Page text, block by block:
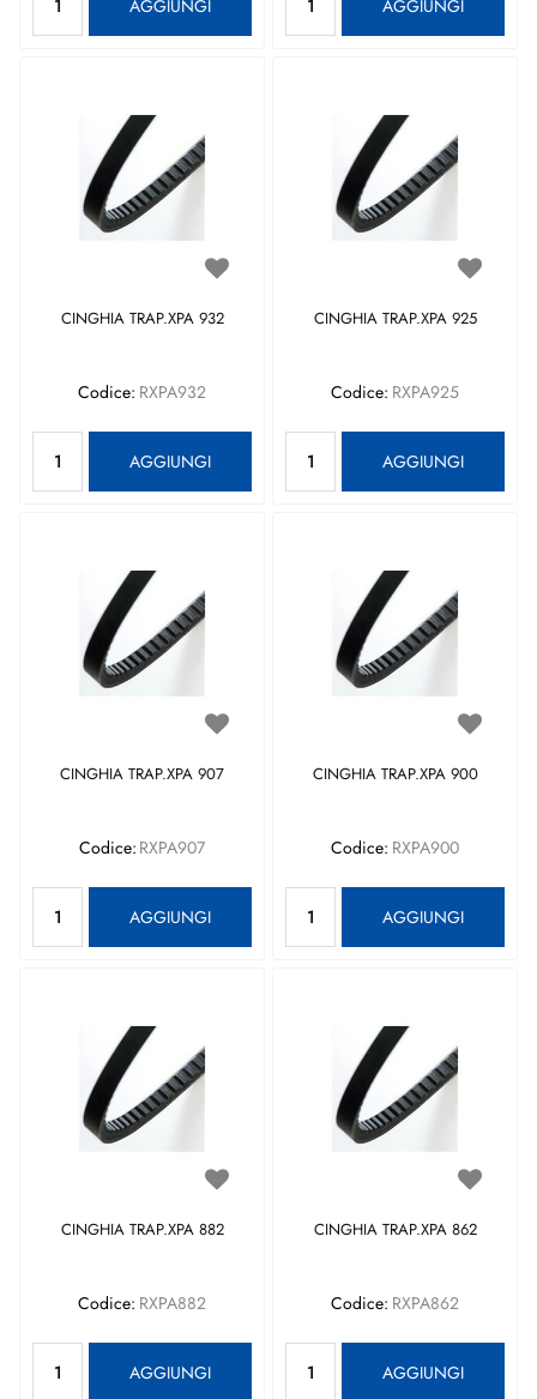
AGGIUNGI AGGIUNGI
CINGHIA TRAP.XPA 932
Codice: RXPA932
AGGIUNGI
CINGHIA TRAP.XPA 925
Codice: RXPA925
AGGIUNGI
CINGHIA TRAP.XPA 907
Codice: RXPA907
AGGIUNGI
CINGHIA TRAP.XPA 900
Codice: RXPA900
AGGIUNGI
CINGHIA TRAP.XPA 882
Codice: RXPA882
AGGIUNGI
CINGHIA TRAP.XPA 862
Codice: RXPA862
AGGIUNGI